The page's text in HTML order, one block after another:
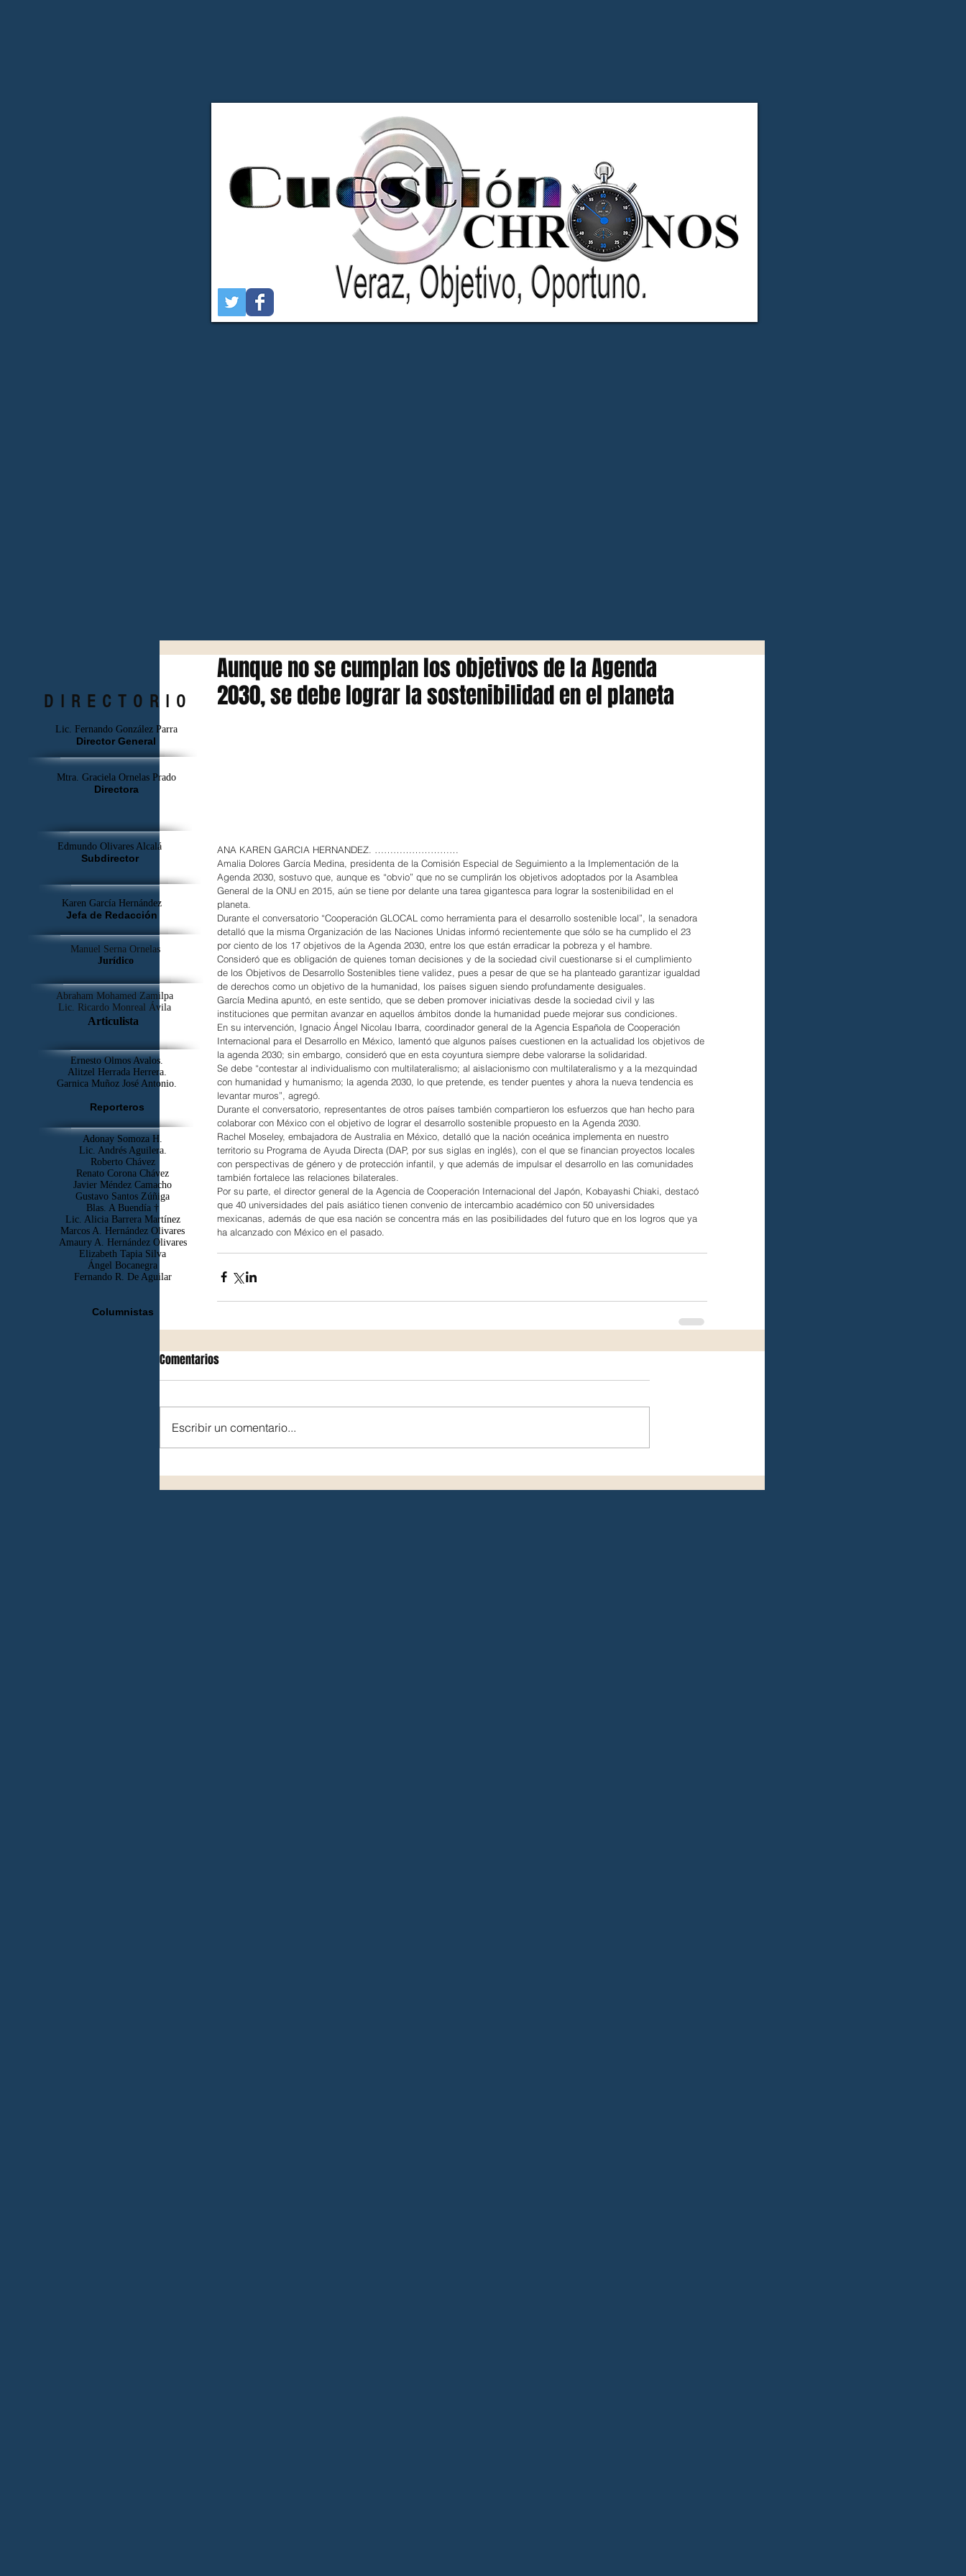
Aunque no se cumplan los objetivos de la Agenda
2030, se debe lograr la sostenibilidad en el planeta
ANA KAREN GARCIA HERNANDEZ. ………………………
Amalia Dolores García Medina, presidenta de la Comisión Especial de Seguimiento a la Implementación de la
Agenda 2030, sostuvo que, aunque es “obvio” que no se cumplirán los objetivos adoptados por la Asamblea
General de la ONU en 2015, aún se tiene por delante una tarea gigantesca para lograr la sostenibilidad en el
planeta.
Durante el conversatorio “Cooperación GLOCAL como herramienta para el desarrollo sostenible local”, la senadora
detalló que la misma Organización de las Naciones Unidas informó recientemente que sólo se ha cumplido el 23
por ciento de los 17 objetivos de la Agenda 2030, entre los que están erradicar la pobreza y el hambre.
Consideró que es obligación de quienes toman decisiones y de la sociedad civil cuestionarse si el cumplimiento
de los Objetivos de Desarrollo Sostenibles tiene validez, pues a pesar de que se ha planteado garantizar igualdad
de derechos como un objetivo de la humanidad, los países siguen siendo profundamente desiguales.
García Medina apuntó, en este sentido, que se deben promover iniciativas desde la sociedad civil y las
instituciones que permitan avanzar en aquellos ámbitos donde la humanidad puede mejorar sus condiciones.
En su intervención, Ignacio Ángel Nicolau Ibarra, coordinador general de la Agencia Española de Cooperación
Internacional para el Desarrollo en México, lamentó que algunos países cuestionen en la actualidad los objetivos de
la agenda 2030; sin embargo, consideró que en esta coyuntura siempre debe valorarse la solidaridad.
Se debe “contestar al individualismo con multilateralismo; al aislacionismo con multilateralismo y a la mezquindad
con humanidad y humanismo; la agenda 2030, lo que pretende, es tender puentes y ahora la nueva tendencia es
levantar muros”, agregó.
Durante el conversatorio, representantes de otros países también compartieron los esfuerzos que han hecho para
colaborar con México con el objetivo de lograr el desarrollo sostenible propuesto en la Agenda 2030.
Rachel Moseley, embajadora de Australia en México, detalló que la nación oceánica implementa en nuestro
territorio su Programa de Ayuda Directa (DAP, por sus siglas en inglés), con el que se financian proyectos locales
con perspectivas de género y de protección infantil, y que además de impulsar el desarrollo en las comunidades
también fortalece las relaciones bilaterales.
Por su parte, el director general de la Agencia de Cooperación Internacional del Japón, Kobayashi Chiaki, destacó
que 40 universidades del país asiático tienen convenio de intercambio académico con 50 universidades
mexicanas, además de que esa nación se concentra más en las posibilidades del futuro que en los logros que ya
ha alcanzado con México en el pasado.
Comentarios
Escribir un comentario...
DIRECTORIO
Lic. Fernando González Parra
Director General
Mtra. Graciela Ornelas Prado
Directora
Edmundo Olivares Alcalá
Subdirector
Karen García Hernández
Jefa de Redacción
Manuel Serna Ornelas
Jurídico
Abraham Mohamed Zamilpa
Lic. Ricardo Monreal Ávila
Articulista
Ernesto Olmos Avalos.
Alitzel Herrada Herrera.
Garnica Muñoz José Antonio.
Reporteros
Adonay Somoza H.
Lic. Andrés Aguilera.
Roberto Chávez
Renato Corona Chávez
Javier Méndez Camacho
Gustavo Santos Zúñiga
Blas. A Buendía †
​Lic. Alicia Barrera Martínez
Marcos A. Hernández Olivares
Amaury A. Hernández Olivares
Elizabeth Tapia Silva
Ángel Bocanegra
Fernando R. De Aguilar
Columnistas